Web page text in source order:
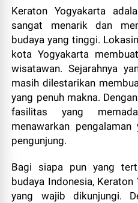
Keraton Yogyakarta
sangat menarik dan
budaya yang tinggi.
kota Yogyakarta
wisatawan. Sejarahnya
masih dilestarikan
yang penuh makna.
fasilitas yang
menawarkan
pengunjung.
Bagi siapa pun yang
budaya Indonesia,
yang wajib dikunjungi.